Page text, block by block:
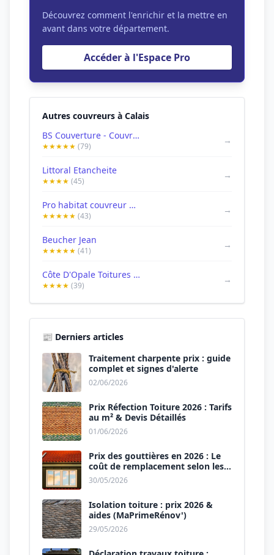
Découvrez comment l'enrichir et la mettre en
avant dans votre département.
Accéder à l'Espace Pro
Autres couvreurs à Calais
BS Couverture - Couvreur à Calais - Entretien Réparations Étanchéité Toiture - Dunkerque Marck Oye-Plage
★★★★★ (79)
→
Littoral Etancheite
★★★★ (45)
→
Pro habitat couvreur Réparation fuite Nettoyage toiture Étanchéité façade 910 route de st omer 62100 calais
★★★★★ (43)
→
Beucher Jean
★★★★★ (41)
→
Côte D'Opale Toitures et Rénovations
★★★★ (39)
→
📰 Derniers articles
Traitement charpente prix : guide
complet et signes d'alerte
02/06/2026
Prix Réfection Toiture 2026 : Tarifs
au m² & Devis Détaillés
01/06/2026
Prix des gouttières en 2026 : Le
coût de remplacement selon les
matériaux
30/05/2026
Isolation toiture : prix 2026 &
aides (MaPrimeRénov')
29/05/2026